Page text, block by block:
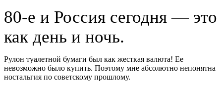
80-е и Россия сегодня — это
как день и ночь.
Рулон туалетной бумаги был как жесткая валюта! Ее
невозможно было купить. Поэтому мне абсолютно непонятна
ностальгия по советскому прошлому.